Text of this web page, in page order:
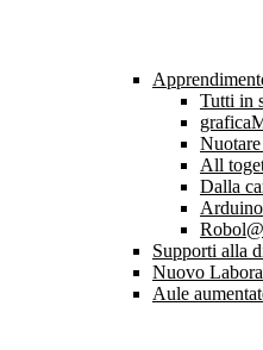
Tutti in
All
Dalla
Arduino
Supporti alla
Nuovo
Aule